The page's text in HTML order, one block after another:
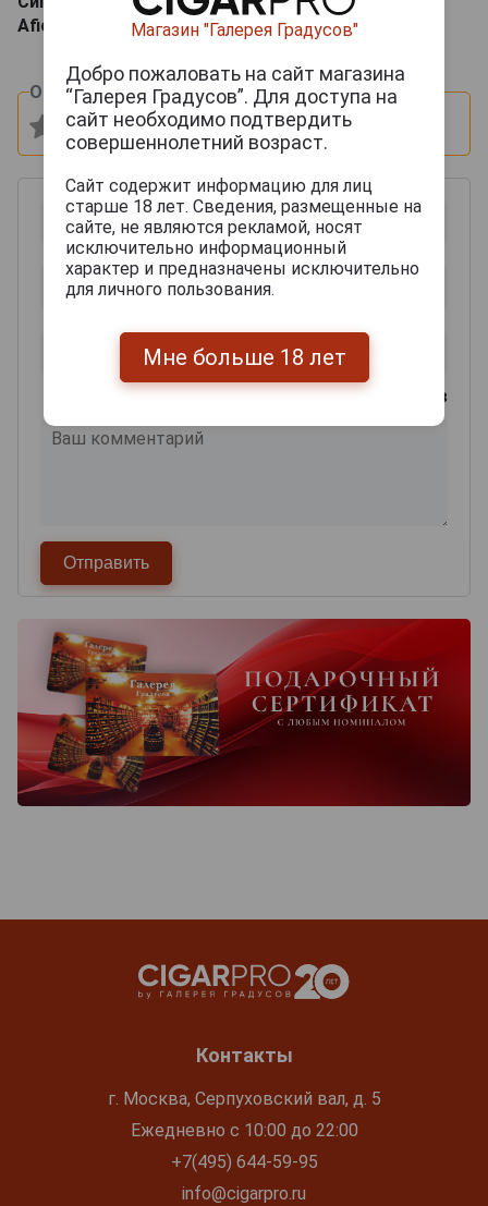
Aficionado!
Оцените и напишите отзыв:
0из 2000 знаков
Контакты
г. Москва, Серпуховский вал, д. 5
Ежедневно с 10:00 до 22:00
+7(495) 644-59-95
info@cigarpro.ru
Магазин "Галерея Градусов"
Добро пожаловать на сайт магазина
“Галерея Градусов”. Для доступа на
сайт необходимо подтвердить
совершеннолетний возраст.
Сайт содержит информацию для лиц
старше 18 лет. Сведения, размещенные на
сайте, не являются рекламой, носят
исключительно информационный
характер и предназначены исключительно
для личного пользования.
Мне больше 18 лет